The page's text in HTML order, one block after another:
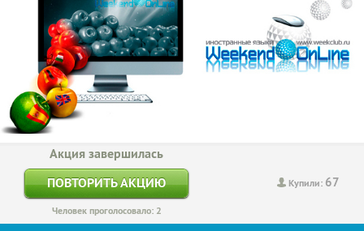
Купили: 67
Акция завершилась
ПОВТОРИТЬ АКЦИЮ
Человек проголосовало: 2